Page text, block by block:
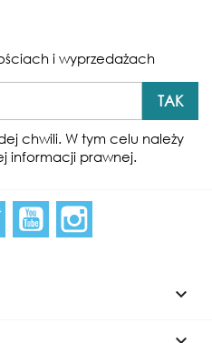
i wyprzedażach
chwili. W tym celu należy
informacji prawnej.
Twitter YouTube
